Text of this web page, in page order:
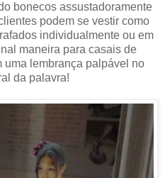
bonecos assustadoramente
podem se vestir como
individualmente ou em
maneira para casais de
uma lembrança palpável no
da palavra!